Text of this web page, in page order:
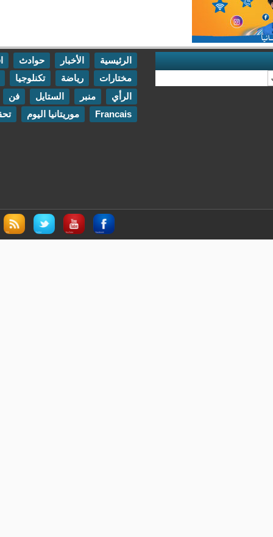
حوادث
اقتصاد
تكنلوجيا
مقابلات
الستايل فن
اتصل بنا
موريتانيا اليوم تحقيقات